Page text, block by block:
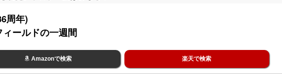
周年)
ィールドの一週間
Amazonで検索 楽天で検索